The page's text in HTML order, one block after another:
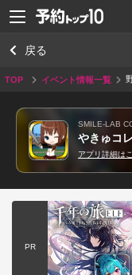
戻る
TOP イベント情報一覧
SMILE-LAB
やきゅコ
アプリ詳細は
PR